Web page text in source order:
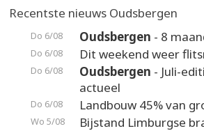
Recentste nieuws Oudsbergen
Do 6/08 Oudsbergen - 8
Do 6/08 Dit weekend weer
Do 6/08 Oudsbergen - Juli-
actueel
Do 6/08 Landbouw 45% van
Wo 5/08 Bijstand Limburgse